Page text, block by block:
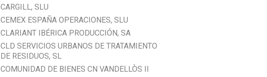
CARGILL, SLU
CEMEX ESPAÑA OPERACIONES, SLU
CLARIANT IBÉRICA PRODUCCIÓN, SA
CLD SERVICIOS URBANOS DE TRATAMIENTO
DE RESIDUOS, SL
COMUNIDAD DE BIENES CN VANDELLÒS II